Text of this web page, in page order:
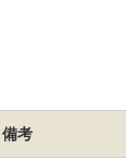
備考